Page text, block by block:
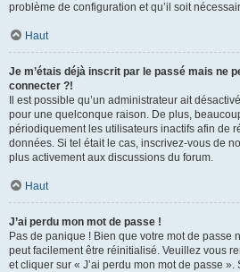
problème de configuration et qu’il soit
Haut
Je m’étais déjà inscrit par le passé mais ne
connecter ?!
Il est possible qu’un administrateur ait
pour une quelconque raison. De plus,
périodiquement les utilisateurs inactifs afin de
données. Si tel était le cas, inscrivez-vous de
plus activement aux discussions du forum.
Haut
J’ai perdu mon mot de passe !
Pas de panique ! Bien que votre mot de passe
peut facilement être réinitialisé. Veuillez vous
et cliquer sur « J’ai perdu mon mot de passe